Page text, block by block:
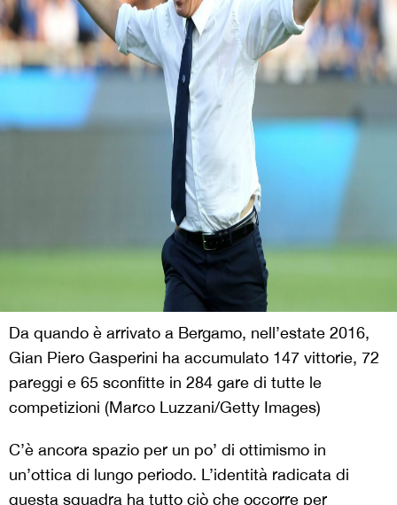
Da quando è arrivato a Bergamo, nell’estate 2016,
Gian Piero Gasperini ha accumulato 147 vittorie, 72
pareggi e 65 sconfitte in 284 gare di tutte le
competizioni (Marco Luzzani/Getty Images)
C’è ancora spazio per un po’ di ottimismo in
un’ottica di lungo periodo. L’identità radicata di
questa squadra ha tutto ciò che occorre per